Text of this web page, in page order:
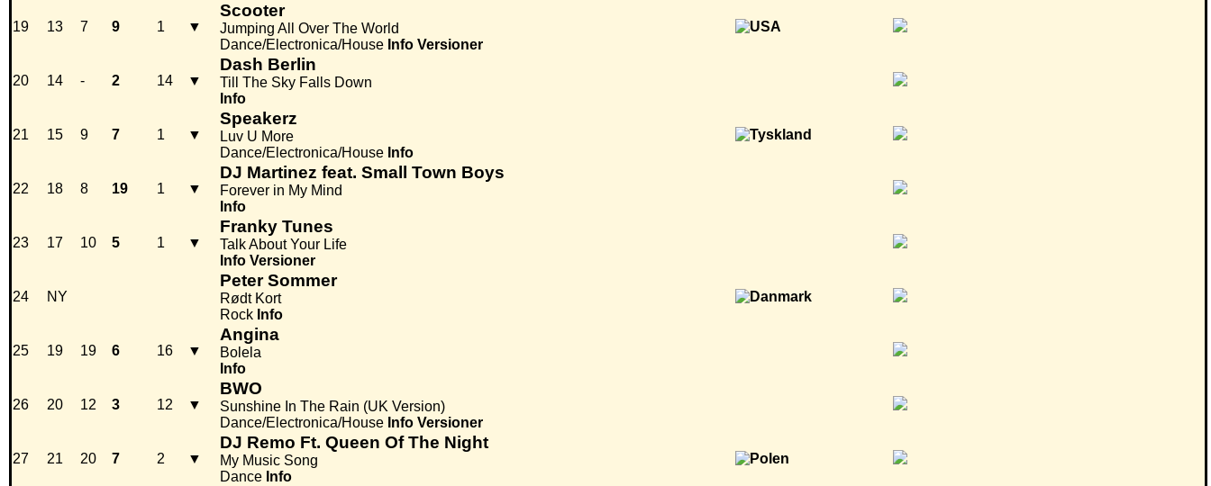
19 13 7 9 1 ▼
Scooter
Jumping All Over The World
Dance/Electronica/House Info Versioner
20 14 - 2 14 ▼
Dash Berlin
Till The Sky Falls Down
Info
21 15 9 7 1 ▼
Speakerz
Luv U More
Dance/Electronica/House Info
22 18 8 19 1 ▼
DJ Martinez feat. Small Town Boys
Forever in My Mind
Info
23 17 10 5 1 ▼
Franky Tunes
Talk About Your Life
Info Versioner
24 NY
Peter Sommer
Rødt Kort
Rock Info
25 19 19 6 16 ▼
Angina
Bolela
Info
26 20 12 3 12 ▼
BWO
Sunshine In The Rain (UK Version)
Dance/Electronica/House Info Versioner
27 21 20 7 2 ▼
DJ Remo Ft. Queen Of The Night
My Music Song
Dance Info